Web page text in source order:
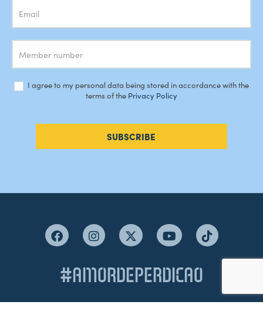
I agree to my personal data being stored in accordance with the
terms of the Privacy Policy
SUBSCRIBE
#AMORDEPERDICAO